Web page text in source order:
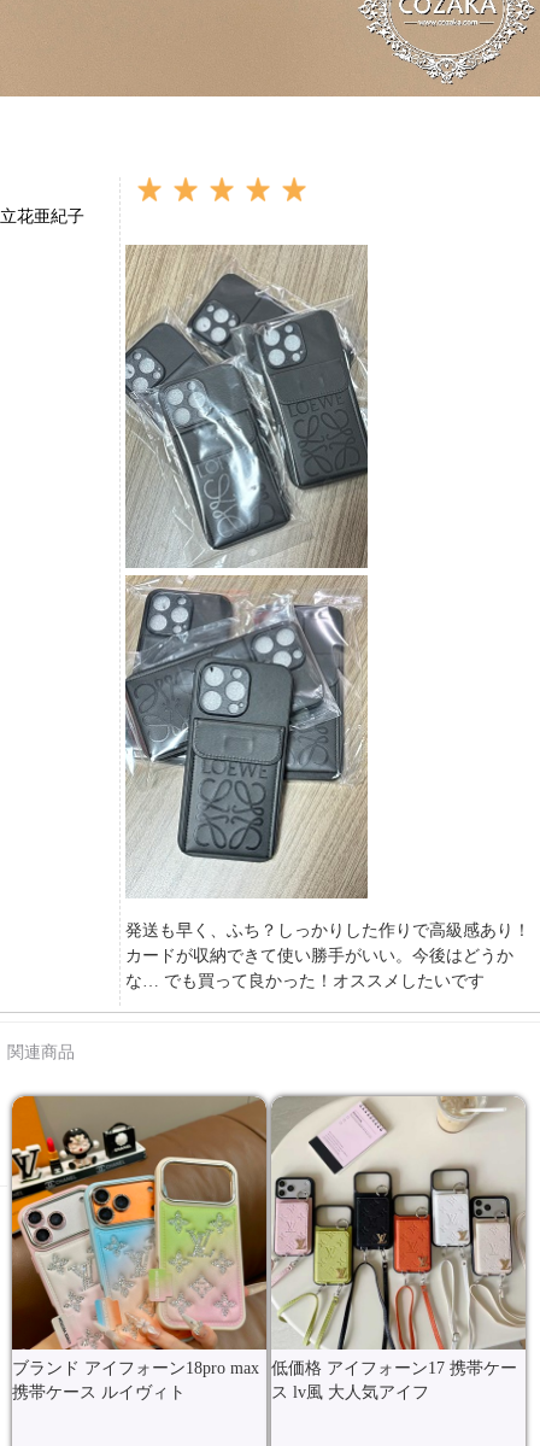
立花亜紀子
発送も早く、ふち？しっかりした作りで高級感あり！
カードが収納できて使い勝手がいい。今後はどうか
な… でも買って良かった！オススメしたいです
関連商品
ブランド アイフォーン18pro max
携帯ケース ルイヴィト
低価格 アイフォーン17 携帯ケー
ス lv風 大人気アイフ